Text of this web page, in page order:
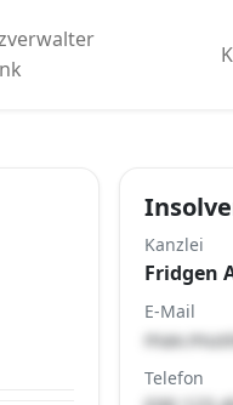
Kanzlei
Fridgen
E-Mail
Telefon